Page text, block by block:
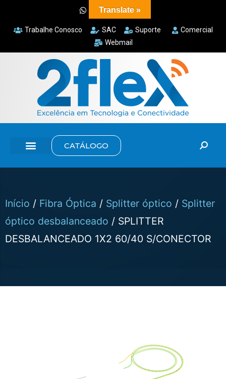
Trabalhe Conosco SAC Suporte
Comercial
Webmail
CATÁLOGO
Início / Fibra Óptica / Splitter óptico / Splitter
óptico desbalanceado / SPLITTER
DESBALANCEADO 1X2 60/40 S/CONECTOR
Translate »